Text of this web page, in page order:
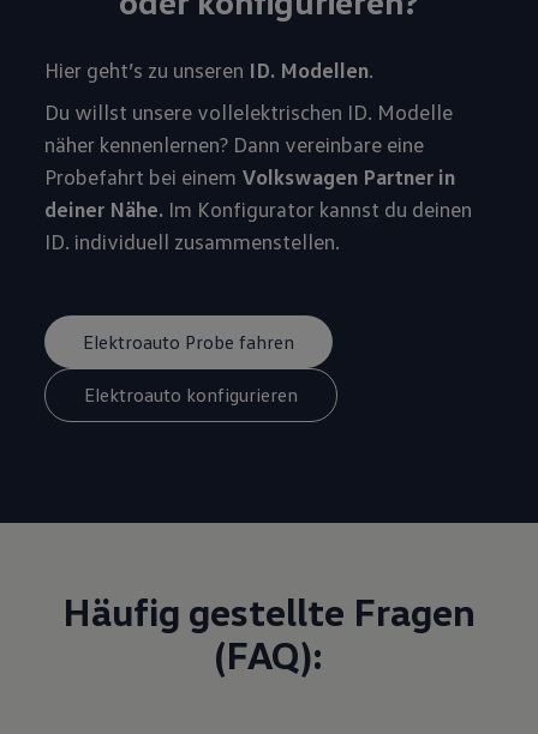
Hier geht’s zu unseren ID. Modellen.
Du willst unsere vollelektrischen ID. Modelle
näher kennenlernen? Dann vereinbare eine
Probefahrt bei einem Volkswagen Partner in
deiner Nähe. Im Konfigurator kannst du deinen
ID. individuell zusammenstellen.
Elektroauto Probe fahren
Elektroauto konfigurieren
Häufig gestellte Fragen
(FAQ):